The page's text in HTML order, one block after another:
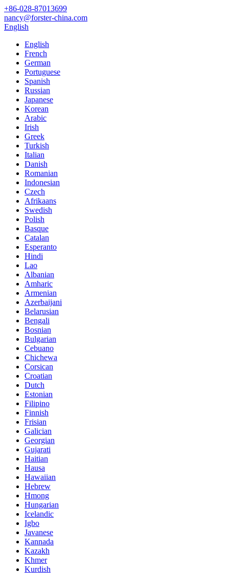
+86-028-87013699
nancy@forster-china.com
English
English
French
German
Portuguese
Spanish
Russian
Japanese
Korean
Arabic
Irish
Greek
Turkish
Italian
Danish
Romanian
Indonesian
Czech
Afrikaans
Swedish
Polish
Basque
Catalan
Esperanto
Hindi
Lao
Albanian
Amharic
Armenian
Azerbaijani
Belarusian
Bengali
Bosnian
Bulgarian
Cebuano
Chichewa
Corsican
Croatian
Dutch
Estonian
Filipino
Finnish
Frisian
Galician
Georgian
Gujarati
Haitian
Hausa
Hawaiian
Hebrew
Hmong
Hungarian
Icelandic
Igbo
Javanese
Kannada
Kazakh
Khmer
Kurdish